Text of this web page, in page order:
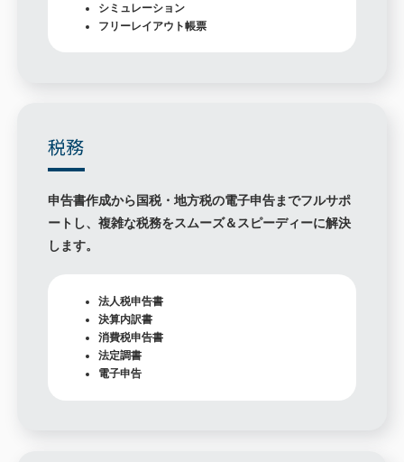
シミュレーション
フリーレイアウト帳票
税務
申告書作成から国税・地方税の電子申告までフルサポ
ートし、複雑な税務をスムーズ＆スピーディーに解決
します。
法人税申告書
決算内訳書
消費税申告書
法定調書
電子申告